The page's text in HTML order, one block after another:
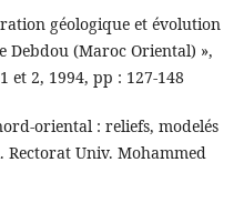
géologique et évolution
Debdou (Maroc Oriental) »,
et 2, 1994, pp : 127-148
oriental : reliefs, modelés
Univ. Mohammed